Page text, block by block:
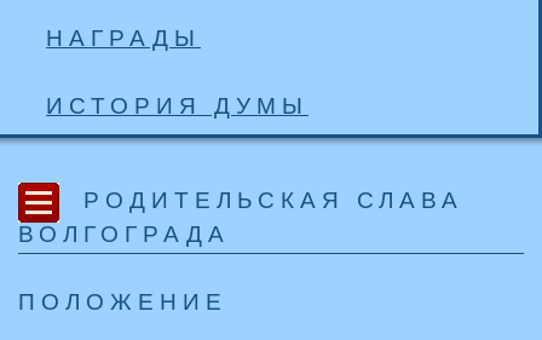
НАГРАДЫ
ИСТОРИЯ ДУМЫ
РОДИТЕЛЬСКАЯ СЛАВА
ВОЛГОГРАДА
ПОЛОЖЕНИЕ